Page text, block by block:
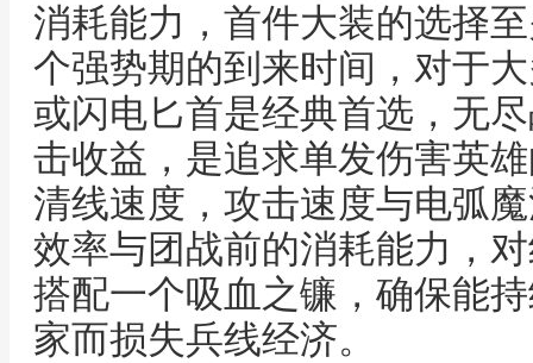
消耗能力，首件大装的选择
个强势期的到来时间，对于
或闪电匕首是经典首选，无
击收益，是追求单发伤害英
清线速度，攻击速度与电弧
效率与团战前的消耗能力，
搭配一个吸血之镰，确保能
家而损失兵线经济。